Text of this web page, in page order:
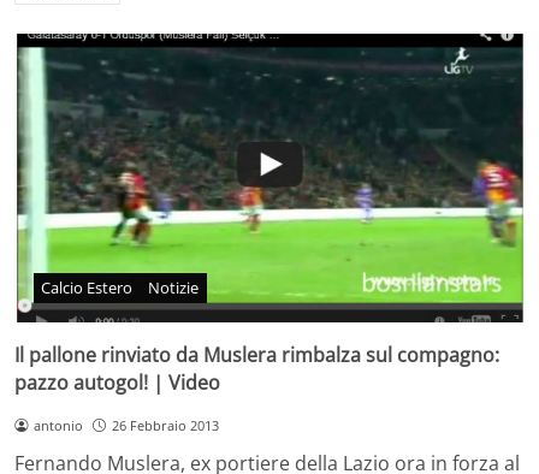
Calcio Estero Notizie
Il pallone rinviato da Muslera rimbalza sul compagno:
pazzo autogol! | Video
antonio 26 Febbraio 2013
Fernando Muslera, ex portiere della Lazio ora in forza al